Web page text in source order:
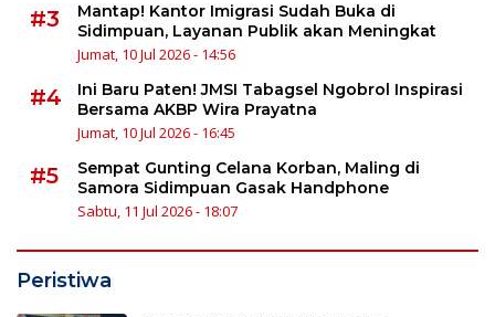
#3
Mantap! Kantor Imigrasi Sudah Buka di
Sidimpuan, Layanan Publik akan Meningkat
Jumat, 10 Jul 2026 - 14:56
#4
Ini Baru Paten! JMSI Tabagsel Ngobrol Inspirasi
Bersama AKBP Wira Prayatna
Jumat, 10 Jul 2026 - 16:45
#5
Sempat Gunting Celana Korban, Maling di
Samora Sidimpuan Gasak Handphone
Sabtu, 11 Jul 2026 - 18:07
Peristiwa